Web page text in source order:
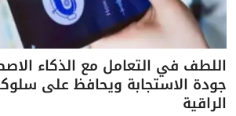
اللطف في التعامل مع الذكاء
جودة الاستجابة ويحافظ على
الراقية